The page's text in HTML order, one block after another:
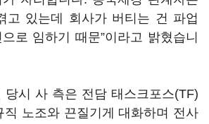
고 있는데 회사가 버티는 건 파업
로 임하기 때문”이라고 밝혔습니
당시 사 측은 전담 태스크포스(TF)
직 노조와 끈질기게 대화하며 전사